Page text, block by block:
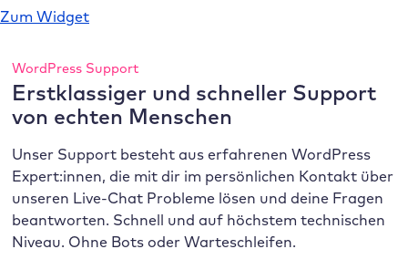
Zum Widget
WordPress Support
Erstklassiger und schneller Support
von echten Menschen
Unser Support besteht aus erfahrenen WordPress
Expert:innen, die mit dir im persönlichen Kontakt über
unseren Live-Chat Probleme lösen und deine Fragen
beantworten. Schnell und auf höchstem technischen
Niveau. Ohne Bots oder Warteschleifen.